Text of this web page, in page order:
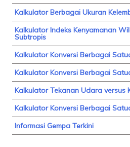
Kalkulator Berbagai Ukuran
Kalkulator Indeks Kenyamanan
Subtropis
Kalkulator Konversi Berbagai
Kalkulator Konversi Berbagai
Kalkulator Tekanan Udara versus
Kalkulator Konversi Berbagai
Informasi Gempa Terkini